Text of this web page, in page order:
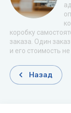
коробку
заказа. Один
и его стоимость
Назад